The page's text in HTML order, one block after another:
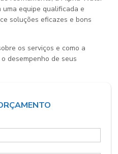
uma equipe qualificada e
soluções eficazes e bons
os serviços e como a
desempenho de seus